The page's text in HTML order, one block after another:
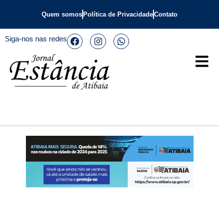
Quem somos Política de PrivacidadeContato
Siga-nos nas redes